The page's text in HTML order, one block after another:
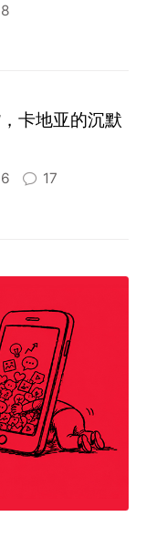
8
卡地亚的沉默
6 17